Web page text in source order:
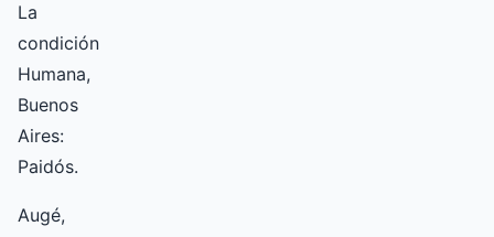
La
condición
Humana,
Buenos
Aires:
Paidós.
Augé,